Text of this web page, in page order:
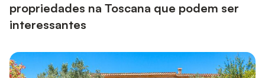
propriedades na Toscana que podem ser
interessantes